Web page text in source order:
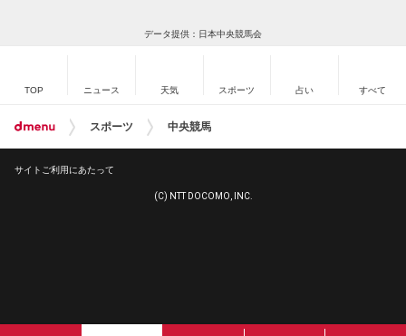
データ提供：日本中央競馬会
TOP ニュース 天気 スポーツ 占い すべて
スポーツ 中央競馬
サイトご利用にあたって
(C) NTT DOCOMO, INC.